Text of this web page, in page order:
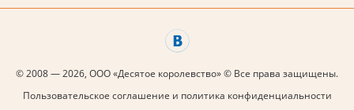
© 2008 — 2026, ООО «Десятое королевство» © Все права защищены.
Пользовательское соглашение и политика конфиденциальности